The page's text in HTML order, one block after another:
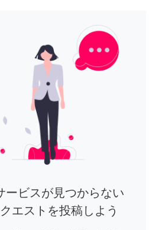
ービスが見つからない
エストを投稿しよう